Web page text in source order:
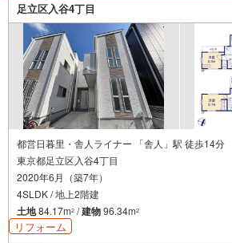
足立区入谷4丁目
都営日暮里・舎人ライナー 「舎人」駅 徒歩14分
東京都足立区入谷4丁目
2020年6月（築7年）
4SLDK / 地上2階建
土地84.17m2 /建物96.34m2
リフォーム